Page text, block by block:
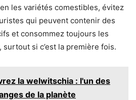
les variétés comestibles, évitez
qui peuvent contenir des
et consommez toujours les
si c’est la première fois.
la welwitschia : l'un des
de la planète